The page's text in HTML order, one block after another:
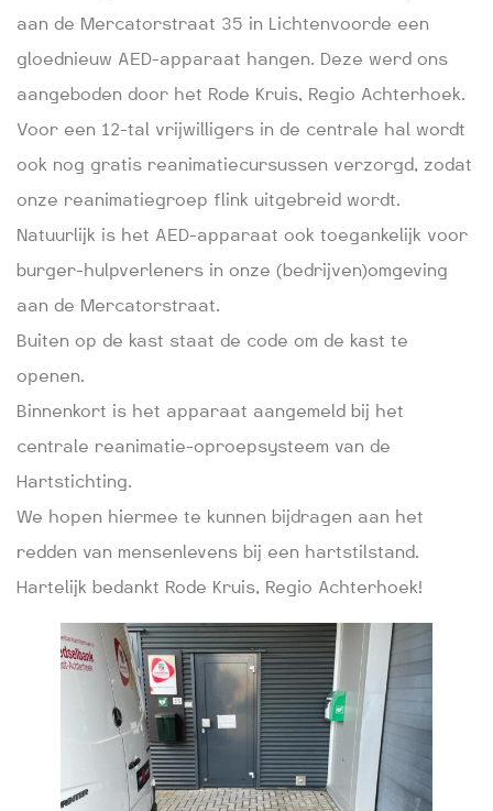
aan de Mercatorstraat 35 in Lichtenvoorde een
gloednieuw AED-apparaat hangen. Deze werd ons
aangeboden door het Rode Kruis, Regio Achterhoek.
Voor een 12-tal vrijwilligers in de centrale hal wordt
ook nog gratis reanimatiecursussen verzorgd, zodat
onze reanimatiegroep flink uitgebreid wordt.
Natuurlijk is het AED-apparaat ook toegankelijk voor
burger-hulpverleners in onze (bedrijven)omgeving
aan de Mercatorstraat.
Buiten op de kast staat de code om de kast te
openen.
Binnenkort is het apparaat aangemeld bij het
centrale reanimatie-oproepsysteem van de
Hartstichting.
We hopen hiermee te kunnen bijdragen aan het
redden van mensenlevens bij een hartstilstand.
Hartelijk bedankt Rode Kruis, Regio Achterhoek!